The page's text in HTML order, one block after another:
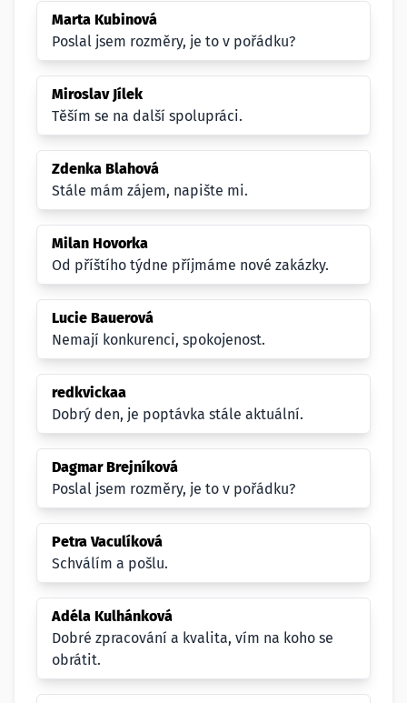
Marta Kubinová
Poslal jsem rozměry, je to v pořádku?
Miroslav Jílek
Těším se na další spolupráci.
Zdenka Blahová
Stále mám zájem, napište mi.
Milan Hovorka
Od příštího týdne příjmáme nové zakázky.
Lucie Bauerová
Nemají konkurenci, spokojenost.
redkvickaa
Dobrý den, je poptávka stále aktuální.
Dagmar Brejníková
Poslal jsem rozměry, je to v pořádku?
Petra Vaculíková
Schválím a pošlu.
Adéla Kulhánková
Dobré zpracování a kvalita, vím na koho se
obrátit.